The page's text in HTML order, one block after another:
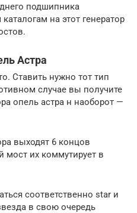
подшипника
на этот генератор
Астра
Ставить нужно тот тип
случае вы получите
опель астра н наоборот —
выходят 6 концов
мост их коммутирует в
соответственно star и
в свою очередь